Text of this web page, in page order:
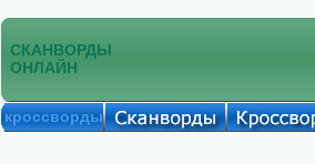
СКАНВОРДЫ
ОНЛАЙН
кроссворды